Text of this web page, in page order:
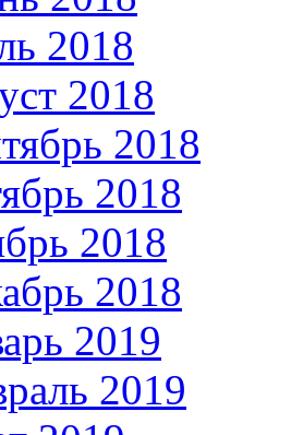
2018
2018
2018
2018
2018
2018
2019
2019